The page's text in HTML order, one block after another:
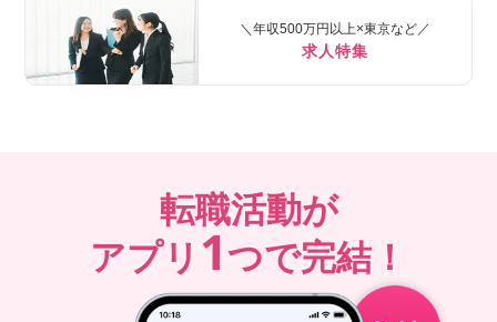
＼年収500万円以上×東京など／
求人特集
転職活動が
アプリ 1つで完結！